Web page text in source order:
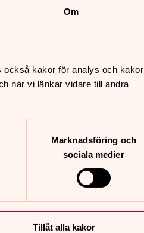
Om
också kakor för analys och kakor
när vi länkar vidare till andra
Marknadsföring och
sociala medier
Tillåt alla kakor